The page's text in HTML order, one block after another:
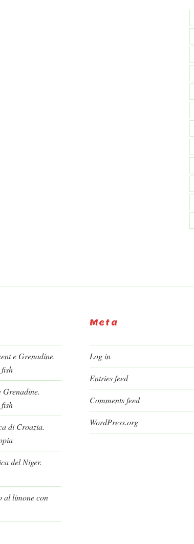
e Grenadine.
Grenadine.
di Croazia.
del Niger.
al limone con
Meta
Log in
Entries feed
Comments feed
WordPress.org